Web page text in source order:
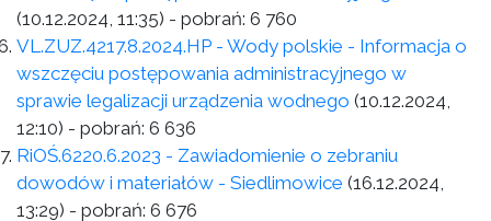
(10.12.2024, 11:35) - pobrań: 6 760
VL.ZUZ.4217.8.2024.HP - Wody polskie - Informacja o
wszczęciu postępowania administracyjnego w
sprawie legalizacji urządzenia wodnego (10.12.2024,
12:10) - pobrań: 6 636
RiOŚ.6220.6.2023 - Zawiadomienie o zebraniu
dowodów i materiałów - Siedlimowice (16.12.2024,
13:29) - pobrań: 6 676